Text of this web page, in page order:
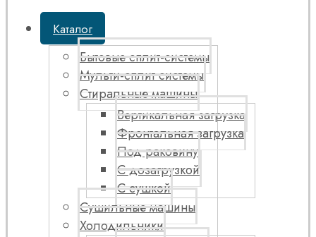
Каталог
Бытовые сплит-системы
Мульти-сплит системы
Стиральные машины
Вертикальная загрузка
Фронтальная загрузка
Под раковину
С дозагрузкой
С сушкой
Сушильные машины
Холодильники